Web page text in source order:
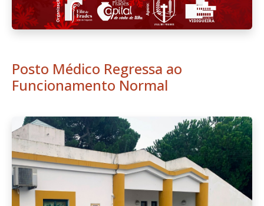
Posto Médico Regressa ao
Funcionamento Normal